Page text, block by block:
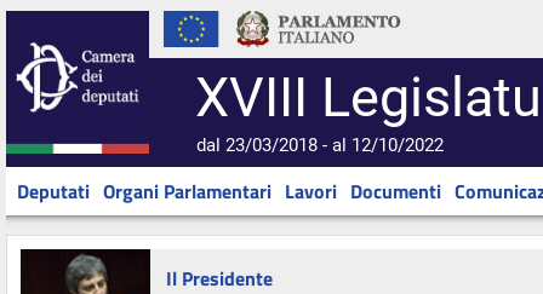
XVIII
dal 23/03/2018 - al 12/10/2022
Deputati Organi Parlamentari Lavori Documenti
Il Presidente